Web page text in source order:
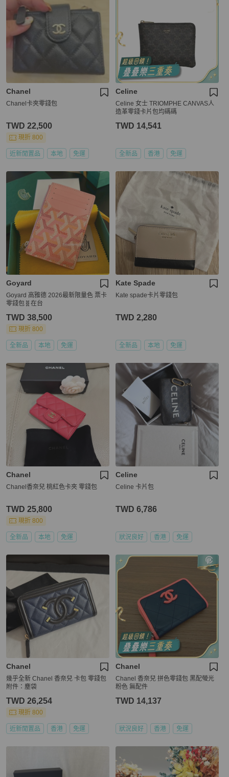
Chanel
Chanel卡夾零錢包
TWD 22,500
現折 800
近新閒置品 本地 免運
Celine
Celine 女士 TRIOMPHE CANVAS人
造革零錢卡片包均碼碼
TWD 14,541
全新品 香港 免運
Goyard
Goyard 高雅德 2026最新限量色 票卡
零錢包🧬在台
TWD 38,500
現折 800
全新品 本地 免運
Kate Spade
Kate spade卡片零錢包
TWD 2,280
全新品 本地 免運
Chanel
Chanel香奈兒 桃紅色卡夾 零錢包
TWD 25,800
現折 800
全新品 本地 免運
Celine
Celine 卡片包
TWD 6,786
狀況良好 香港 免運
Chanel
幾乎全新 Chanel 香奈兒 卡包 零錢包
附件：塵袋
TWD 26,254
現折 800
近新閒置品 香港 免運
Chanel
Chanel 香奈兒 拼色零錢包 黑配螢光
粉色 無配件
TWD 14,137
狀況良好 香港 免運